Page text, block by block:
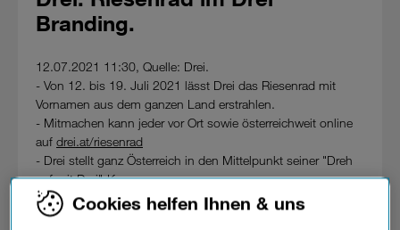
Branding.
12.07.2021 11:30, Quelle: Drei.
- Von 12. bis 19. Juli 2021 lässt Drei das Riesenrad mit
Vornamen aus dem ganzen Land erstrahlen.
- Mitmachen kann jeder vor Ort sowie österreichweit online
auf drei.at/riesenrad
- Drei stellt ganz Österreich in den Mittelpunkt seiner "Dreh
auf mit Drei"-Kampagne.
Seit 22. Juni steht das Wiener Riesenrad im Zeichen von
Cookies helfen Ihnen & uns